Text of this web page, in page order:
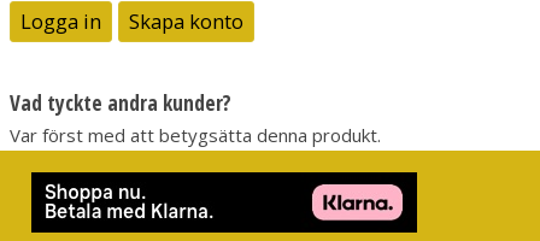
Logga in Skapa konto
Vad tyckte andra kunder?
Var först med att betygsätta denna produkt.